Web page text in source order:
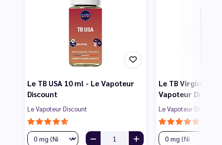
Le TB USA 10 ml - Le Vapoteur
Discount
Le Vapoteur Discount
Le TB Virginia 10
Vapoteur
Le Vapoteur Discount